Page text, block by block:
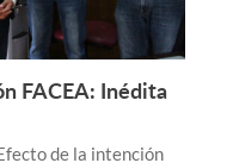
Leer más +
FACEA: Inédita
de la intención